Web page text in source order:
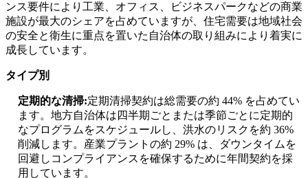
ンス要件により工業、オフィス、ビジネスパークなどの商業
施設が最大のシェアを占めていますが、住宅需要は地域社会
の安全と衛生に重点を置いた自治体の取り組みにより着実に
成長しています。
タイプ別
定期的な清掃:定期清掃契約は総需要の約 44% を占めてい
ます。地方自治体は四半期ごとまたは季節ごとに定期的
なプログラムをスケジュールし、洪水のリスクを約 36%
削減します。産業プラントの約 29% は、ダウンタイムを
回避しコンプライアンスを確保するために年間契約を採
用しています。